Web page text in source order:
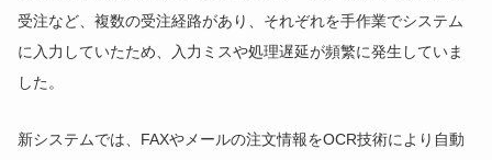
受注など、複数の受注経路があり、それぞれを手作業でシステム
に入力していたため、入力ミスや処理遅延が頻繁に発生していま
した。
新システムでは、FAXやメールの注文情報をOCR技術により自動